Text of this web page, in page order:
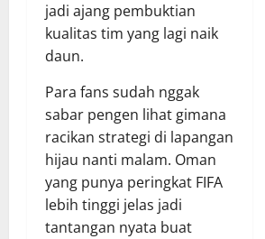
jadi ajang pembuktian
kualitas tim yang lagi naik
daun.
Para fans sudah nggak
sabar pengen lihat gimana
racikan strategi di lapangan
hijau nanti malam. Oman
yang punya peringkat FIFA
lebih tinggi jelas jadi
tantangan nyata buat